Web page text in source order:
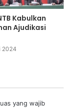
Kabulkan
Ajudikasi
2024
yang wajib